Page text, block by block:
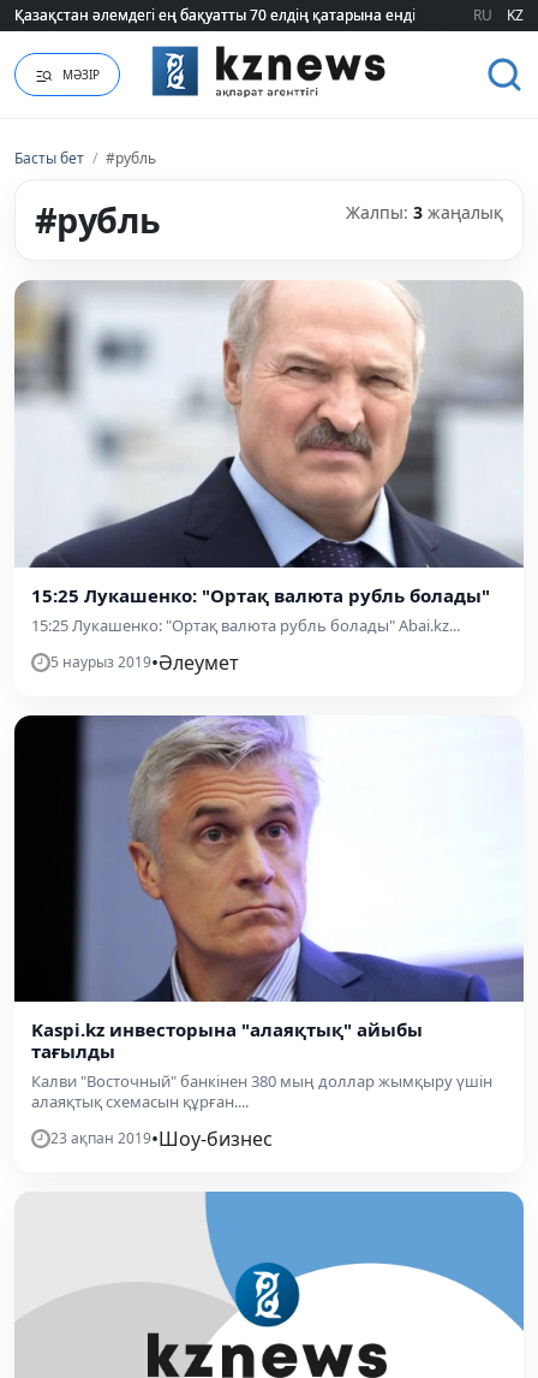
Қазақстан әлемдегі ең бақуатты 70 елдің қатарына енді
Қазақстан әлемдегі ең бақуатты 70 елдің қатарына енді RU KZ
МӘЗІР
Басты бет / #рубль
#рубль Жалпы: 3 жаңалық
15:25 Лукашенко: "Ортақ валюта рубль болады"
15:25 Лукашенко: "Ортақ валюта рубль болады" Abai.kz...
5 наурыз 2019•Әлеумет
Kaspi.kz инвесторына "алаяқтық" айыбы
тағылды
Калви "Восточный" банкінен 380 мың доллар жымқыру үшін
алаяқтық сxемасын құрған....
23 ақпан 2019•Шоу-бизнес